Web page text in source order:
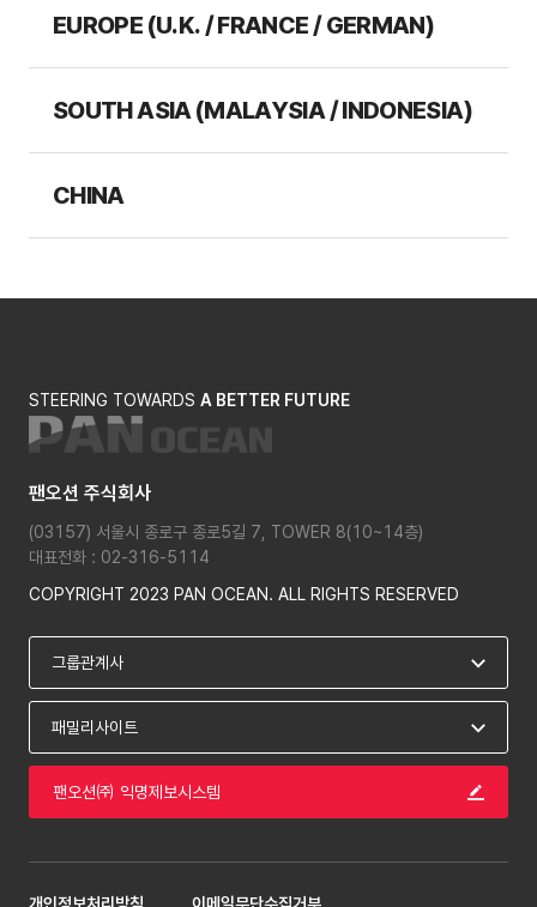
EUROPE (U.K. / FRANCE / GERMAN)
SOUTH ASIA (MALAYSIA / INDONESIA)
CHINA
STEERING TOWARDS A BETTER FUTURE
팬오션 주식회사
(03157) 서울시 종로구 종로5길 7, TOWER 8(10~14층)
대표전화 : 02-316-5114
COPYRIGHT 2023 PAN OCEAN. ALL RIGHTS RESERVED
팬오션㈜ 익명제보시스템
개인정보처리방침 이메일무단수집거부